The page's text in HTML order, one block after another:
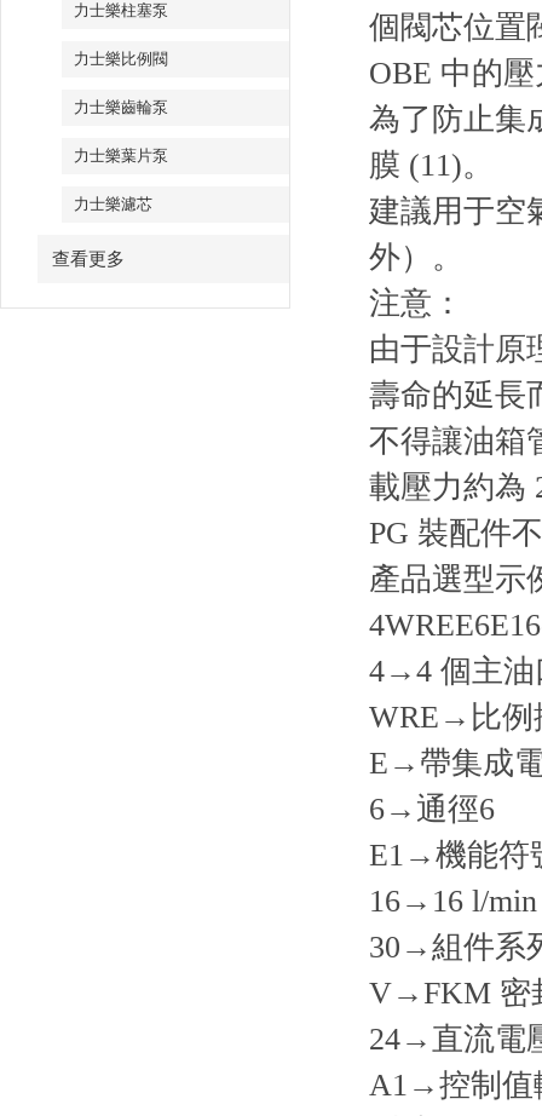
力士樂柱塞泵
力士樂比例閥
力士樂齒輪泵
力士樂葉片泵
力士樂濾芯
查看更多
個閥芯位置
OBE 中的
為了防止集
膜 (11)。
建議用于空
外）。
注意：
由于設計原
壽命的延長
不得讓油箱
載壓力約為
PG 裝配件
產品選型示
4→4 個主油
WRE→比例
E→帶集成
6→通徑6
E1→機能符
16→16 l/min
30→組件系
V→FKM 密
24→直流電
A1→控制值